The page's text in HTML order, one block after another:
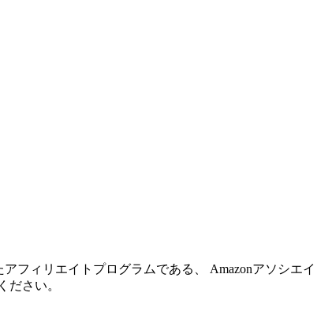
フィリエイトプログラムである、 Amazonアソシエイ
ださい。